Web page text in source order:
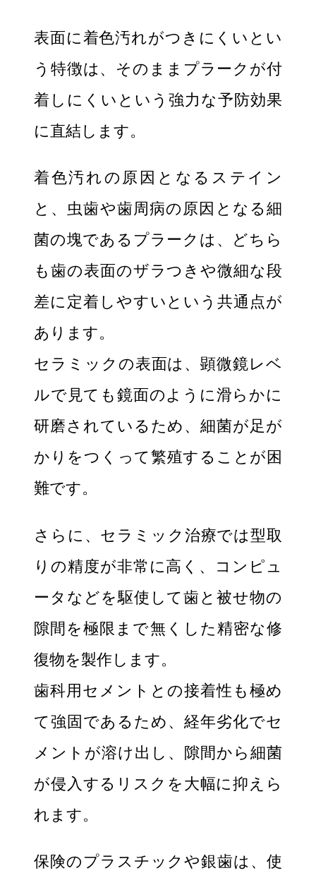
表面に着色汚れがつきにくいとい
う特徴は、そのままプラークが付
着しにくいという強力な予防効果
に直結します。
着色汚れの原因となるステイン
と、虫歯や歯周病の原因となる細
菌の塊であるプラークは、どちら
も歯の表面のザラつきや微細な段
差に定着しやすいという共通点が
あります。
セラミックの表面は、顕微鏡レベ
ルで見ても鏡面のように滑らかに
研磨されているため、細菌が足が
かりをつくって繁殖することが困
難です。
さらに、セラミック治療では型取
りの精度が非常に高く、コンピュ
ータなどを駆使して歯と被せ物の
隙間を極限まで無くした精密な修
復物を製作します。
歯科用セメントとの接着性も極め
て強固であるため、経年劣化でセ
メントが溶け出し、隙間から細菌
が侵入するリスクを大幅に抑えら
れます。
保険のプラスチックや銀歯は、使